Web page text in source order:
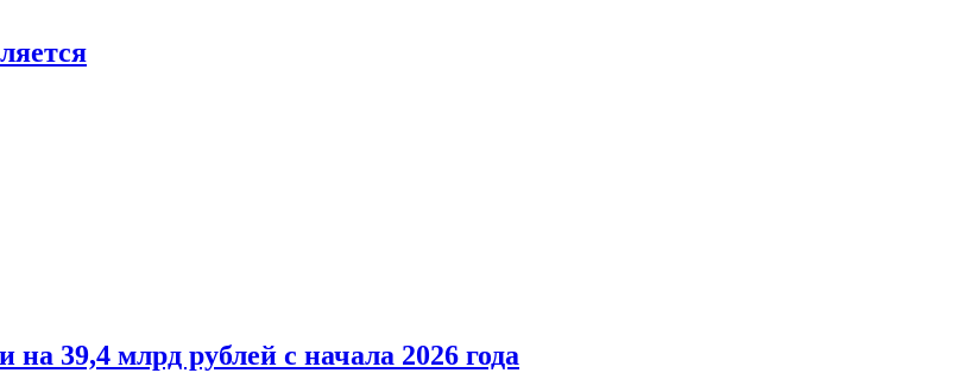
39,4 млрд рублей с начала 2026 года